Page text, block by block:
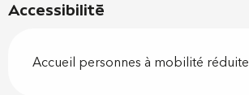
Accessibilité
Accueil personnes à mobilité réduite